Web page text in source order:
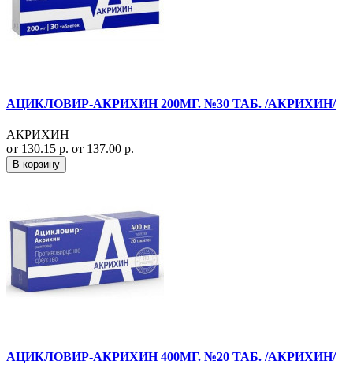
АЦИКЛОВИР-АКРИХИН 200МГ. №30 ТАБ. /АКРИХИН/
АКРИХИН
от 130.15 р. от 137.00 р.
В корзину
АЦИКЛОВИР-АКРИХИН 400МГ. №20 ТАБ. /АКРИХИН/